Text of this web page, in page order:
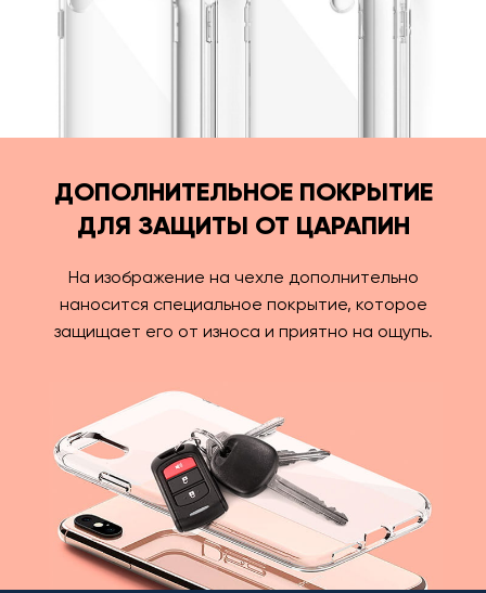
ДОПОЛНИТЕЛЬНОЕ ПОКРЫТИЕ
ДЛЯ ЗАЩИТЫ ОТ ЦАРАПИН
На изображение на чехле дополнительно
наносится специальное покрытие, которое
защищает его от износа и приятно на ощупь.